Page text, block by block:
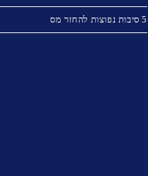
5 סיבות נפוצות להחזר מס